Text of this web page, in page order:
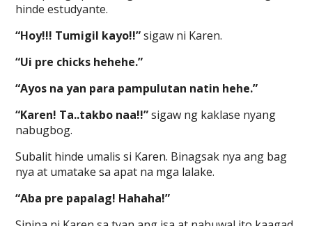
hinde estudyante.
“Hoy!!! Tumigil kayo!!”sigaw ni Karen.
“Ui pre chicks hehehe.”
“Ayos na yan para pampulutan natin hehe.”
“Karen! Ta..takbo naa!!”sigaw ng kaklase nyang
nabugbog.
Subalit hinde umalis si Karen. Binagsak nya ang bag
nya at umatake sa apat na mga lalake.
“Aba pre papalag! Hahaha!”